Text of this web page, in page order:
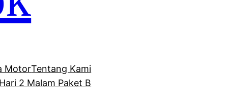
MotorTentang Kami
2 Malam Paket B